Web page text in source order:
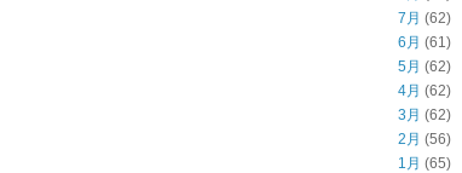
7月 (62)
6月 (61)
5月 (62)
4月 (62)
3月 (62)
2月 (56)
1月 (65)